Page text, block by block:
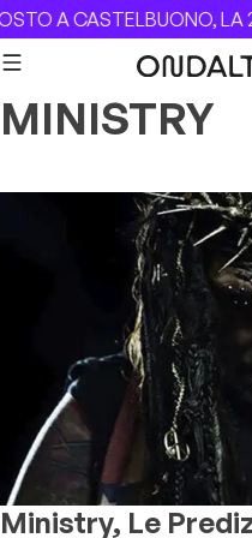
Skip to content
A CASTELBUONO, LA
MINISTRY
Ministry, Le